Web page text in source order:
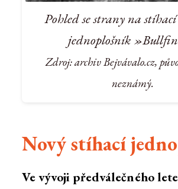
Pohled se strany na
jednoplošník
Zdroj: archiv Bejvávalo.cz,
neznámý.
Nový stíhací
Ve vývoji předválečného